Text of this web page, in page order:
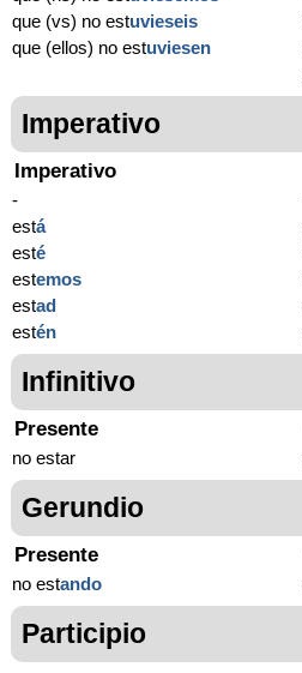
que (vs) no estuvieseis
que (ellos) no estuviesen
Imperativo
Imperativo
-
está
esté
estemos
estad
estén
Infinitivo
Presente
no estar
Gerundio
Presente
no estando
Participio